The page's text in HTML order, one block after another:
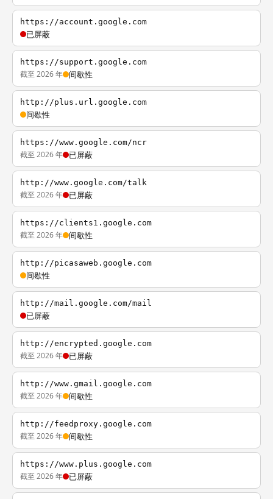
https://account.google.com
已屏蔽
https://support.google.com
截至 2026 年 间歇性
http://plus.url.google.com
间歇性
https://www.google.com/ncr
截至 2026 年 已屏蔽
http://www.google.com/talk
截至 2026 年 已屏蔽
https://clients1.google.com
截至 2026 年 间歇性
http://picasaweb.google.com
间歇性
http://mail.google.com/mail
已屏蔽
http://encrypted.google.com
截至 2026 年 已屏蔽
http://www.gmail.google.com
截至 2026 年 间歇性
http://feedproxy.google.com
截至 2026 年 间歇性
https://www.plus.google.com
截至 2026 年 已屏蔽